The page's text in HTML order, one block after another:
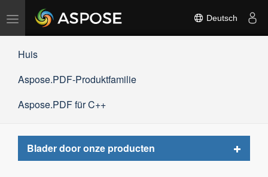
Navigation
umschalten
Deutsch
Huis
Aspose.PDF-Produktfamilie
Aspose.PDF für C++
Blader door onze producten
Toggle